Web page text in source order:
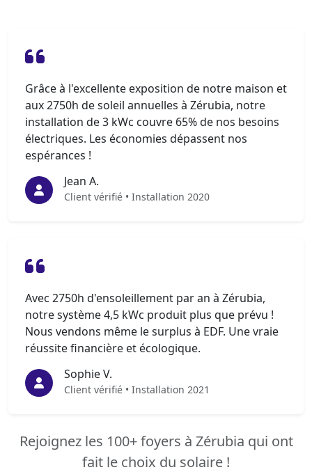
Grâce à l'excellente exposition de notre maison et
aux 2750h de soleil annuelles à Zérubia, notre
installation de 3 kWc couvre 65% de nos besoins
électriques. Les économies dépassent nos
espérances !
Jean A.
Client vérifié • Installation 2020
Avec 2750h d'ensoleillement par an à Zérubia,
notre système 4,5 kWc produit plus que prévu !
Nous vendons même le surplus à EDF. Une vraie
réussite financière et écologique.
Sophie V.
Client vérifié • Installation 2021
Rejoignez les 100+ foyers à Zérubia qui ont
fait le choix du solaire !